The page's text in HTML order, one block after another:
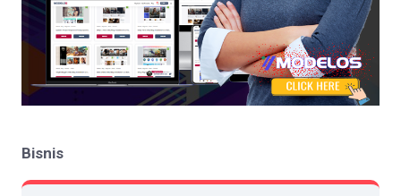
Bisnis